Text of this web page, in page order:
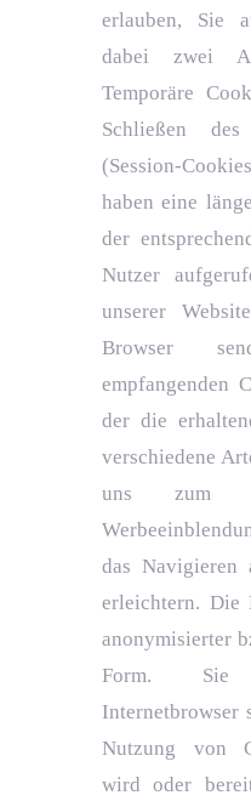
erlauben, Sie
dabei zwei
Temporäre
Schließen
(Session-
haben eine
der
Nutzer
unserer
Browser
empfangenden
der die
verschiedene
uns zum
das Navigieren
erleichtern. Die
anonymisierter
Form. Sie
Internetbrowser
Nutzung von
wird oder